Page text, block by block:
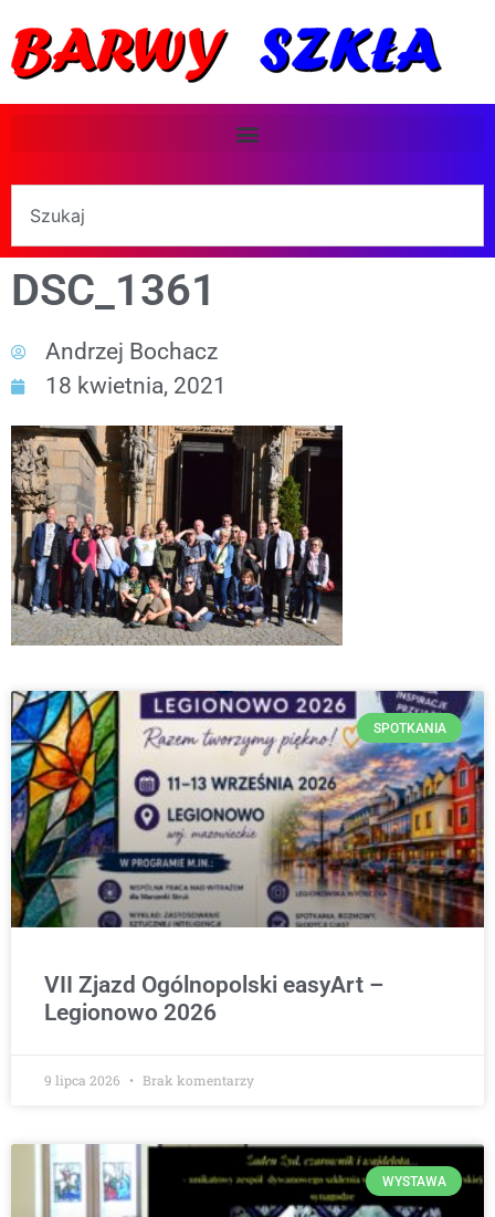
DSC_1361
Andrzej Bochacz
18 kwietnia, 2021
SPOTKANIA
VII Zjazd Ogólnopolski easyArt –
Legionowo 2026
9 lipca 2026 Brak komentarzy
WYSTAWA